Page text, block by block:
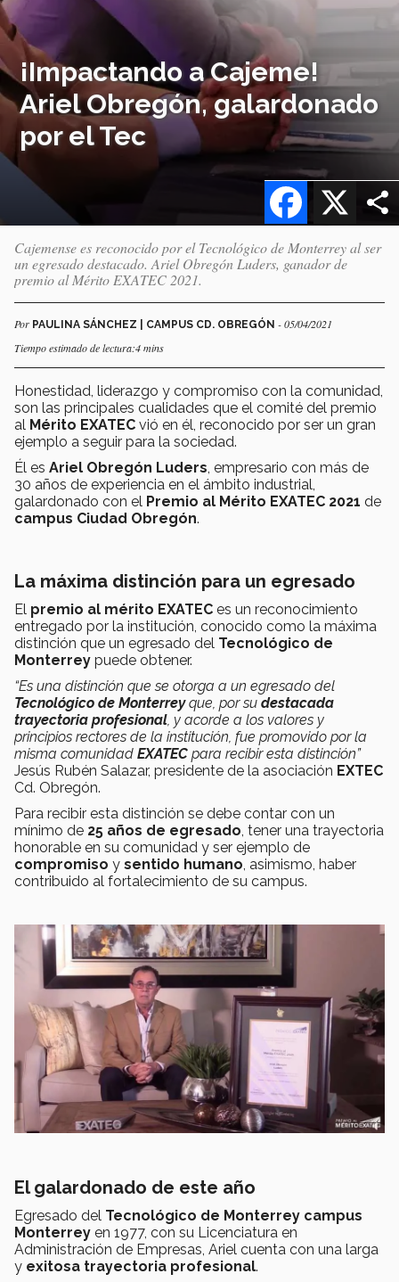
¡Impactando a Cajeme!
Ariel Obregón, galardonado
por el Tec
X
Facebook
Cajemense es reconocido por el Tecnológico de Monterrey al ser
un egresado destacado. Ariel Obregón Luders, ganador de
premio al Mérito EXATEC 2021.
Por PAULINA SÁNCHEZ | CAMPUS CD. OBREGÓN - 05/04/2021
Tiempo estimado de lectura:4 mins
Honestidad, liderazgo y compromiso con la comunidad,
son las principales cualidades que el comité del premio
al Mérito EXATEC vió en él, reconocido por ser un gran
ejemplo a seguir para la sociedad.
Él es Ariel Obregón Luders , empresario con más de
30 años de experiencia en el ámbito industrial,
galardonado con el Premio al Mérito EXATEC 2021 de
campus Ciudad Obregón.
La máxima distinción para un egresado
El premio al mérito EXATEC es un reconocimiento
entregado por la institución, conocido como la máxima
distinción que un egresado del Tecnológico de
Monterrey puede obtener.
“Es una distinción que se otorga a un egresado del
Tecnológico de Monterreyque, por su destacada
trayectoria profesional , y acorde a los valores y
principios rectores de la institución, fue promovido por la
misma comunidad EXATEC para recibir esta distinción”
Jesús Rubén Salazar, presidente de la asociación EXTEC
Cd. Obregón.
Para recibir esta distinción se debe contar con un
mínimo de 25 años de egresado , tener una trayectoria
honorable en su comunidad y ser ejemplo de
compromiso y sentido humano , asimismo, haber
contribuido al fortalecimiento de su campus.
El galardonado de este año
Egresado del Tecnológico de Monterrey campus
Monterrey en 1977, con su Licenciatura en
Administración de Empresas, Ariel cuenta con una larga
y exitosa trayectoria profesional.